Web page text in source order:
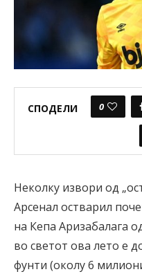
СПОДЕЛИ 0
Неколку извори од
Арсенал остварил
на Кепа Аризабалага
во светот ова лето е
фунти (околу 6